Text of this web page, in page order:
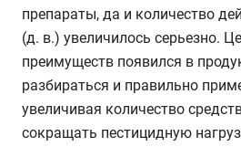
препараты, да и количество
(д. в.) увеличилось серьезно.
преимуществ появился в
разбираться и правильно
увеличивая количество
сокращать пестицидную